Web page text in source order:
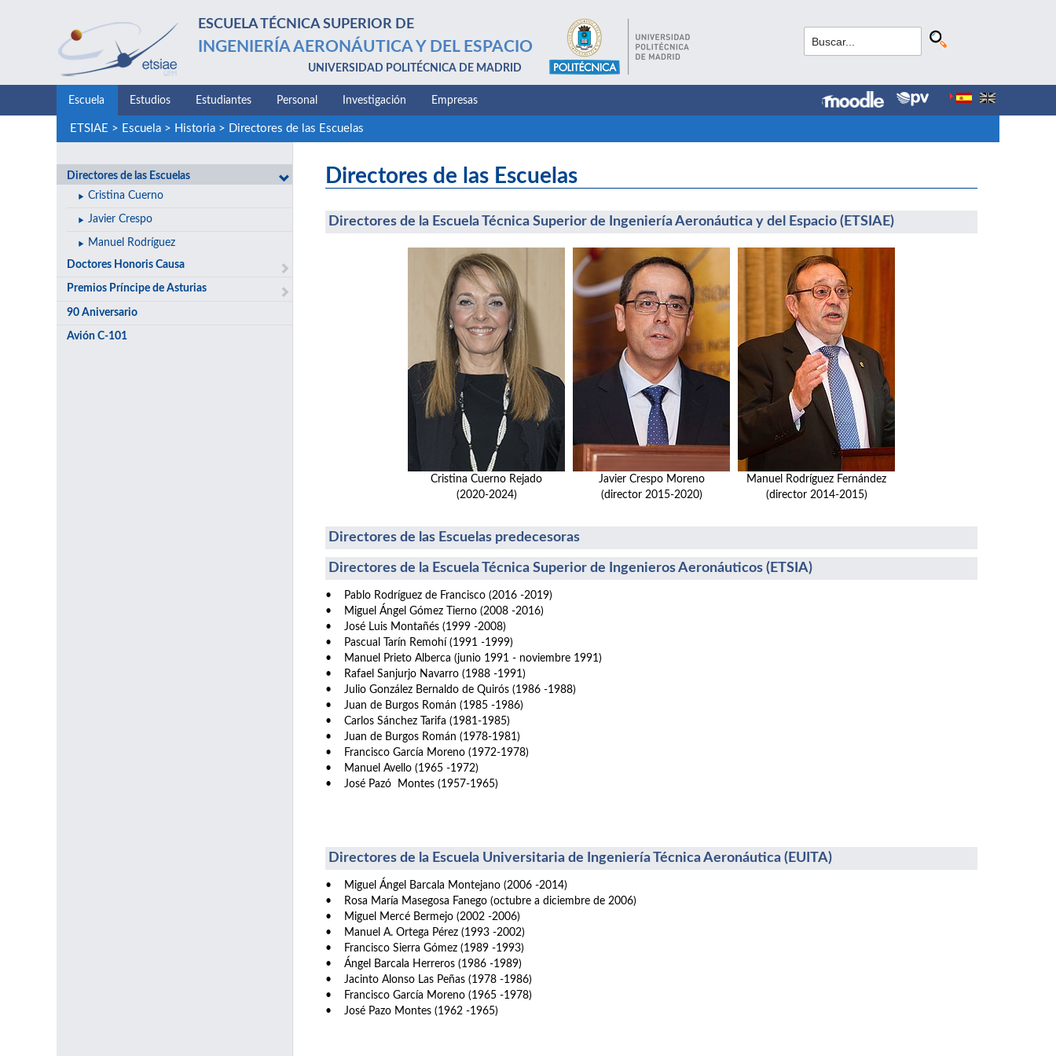
ESCUELA TÉCNICA SUPERIOR DE
INGENIERÍA AERONÁUTICA Y DEL ESPACIO
UNIVERSIDAD POLITÉCNICA DE MADRID
Escuela Estudios Estudiantes Personal Investigación Empresas
ETSIAE > Escuela> Historia> Directores de las Escuelas
Directores de las Escuelas
Cristina Cuerno
Javier Crespo
Manuel Rodríguez
Doctores Honoris Causa
Premios Príncipe de Asturias
90 Aniversario
Avión C-101
Directores de las Escuelas
Directores de la Escuela Técnica Superior de Ingeniería Aeronáutica y del Espacio (ETSIAE)
Cristina Cuerno Rejado
(2020-2024)
Javier Crespo Moreno
(director 2015-2020)
Manuel Rodríguez Fernández
(director 2014-2015)
Directores de las Escuelas predecesoras
Directores de la Escuela Técnica Superior de Ingenieros Aeronáuticos (ETSIA)
• Pablo Rodríguez de Francisco (2016 -2019)
• Miguel Ángel Gómez Tierno (2008 -2016)
• José Luis Montañés (1999 -2008)
• Pascual Tarín Remohí (1991 -1999)
• Manuel Prieto Alberca (junio 1991 - noviembre 1991)
• Rafael Sanjurjo Navarro (1988 -1991)
• Julio González Bernaldo de Quirós (1986 -1988)
• Juan de Burgos Román (1985 -1986)
• Carlos Sánchez Tarifa (1981-1985)
• Juan de Burgos Román (1978-1981)
• Francisco García Moreno (1972-1978)
• Manuel Avello (1965 -1972)
• José Pazó Montes (1957-1965)
Directores de la Escuela Universitaria de Ingeniería Técnica Aeronáutica (EUITA)
• Miguel Ángel Barcala Montejano (2006 -2014)
• Rosa María Masegosa Fanego (octubre a diciembre de 2006)
• Miguel Mercé Bermejo (2002 -2006)
• Manuel A. Ortega Pérez (1993 -2002)
• Francisco Sierra Gómez (1989 -1993)
• Ángel Barcala Herreros (1986 -1989)
• Jacinto Alonso Las Peñas (1978 -1986)
• Francisco García Moreno (1965 -1978)
• José Pazo Montes (1962 -1965)